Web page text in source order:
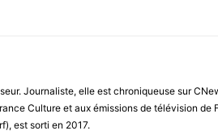
Journaliste, elle est chroniqueuse sur
Culture et aux émissions de télévision de
est sorti en 2017.